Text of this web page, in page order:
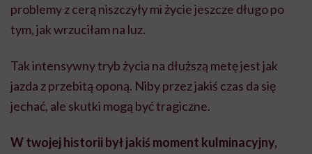
problemy z cerą niszczyły mi życie jeszcze długo po
tym, jak wrzuciłam na luz.
Tak intensywny tryb życia na dłuższą metę jest jak
jazda z przebitą oponą. Niby przez jakiś czas da się
jechać, ale skutki mogą być tragiczne.
W twojej historii był jakiś moment kulminacyjny,